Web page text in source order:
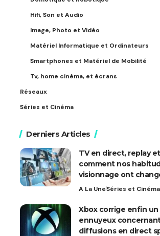
Hifi, Son et Audio
Image, Photo et Vidéo
Matériel Informatique et Ordinateurs
Smartphones et Matériel de Mobilité
Tv, home cinéma, et écrans
Réseaux
Séries et Cinéma
Derniers Articles
TV en direct, replay
comment nos
visionnage ont
A La UneSéries et Cinéma
Xbox corrige enfin
ennuyeux
diffusions en direct